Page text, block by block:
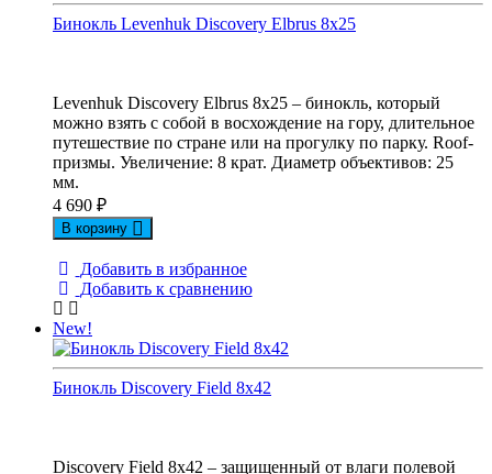
Бинокль Levenhuk Discovery Elbrus 8x25
Levenhuk Discovery Elbrus 8x25 – бинокль, который
можно взять с собой в восхождение на гору, длительное
путешествие по стране или на прогулку по парку. Roof-
призмы. Увеличение: 8 крат. Диаметр объективов: 25
мм.
4 690 ₽
В корзину
Добавить в избранное
Добавить к сравнению
New!
Бинокль Discovery Field 8x42
Discovery Field 8x42 – защищенный от влаги полевой